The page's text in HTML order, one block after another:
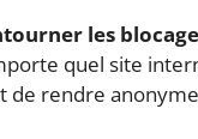
les
quel site
de rendre